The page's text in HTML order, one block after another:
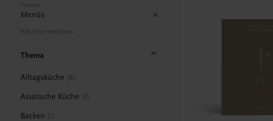
Thema
Menüs
Alle Filter entfernen
Thema
Alltagsküche 8
Asiatische Küche 4
Backen 1